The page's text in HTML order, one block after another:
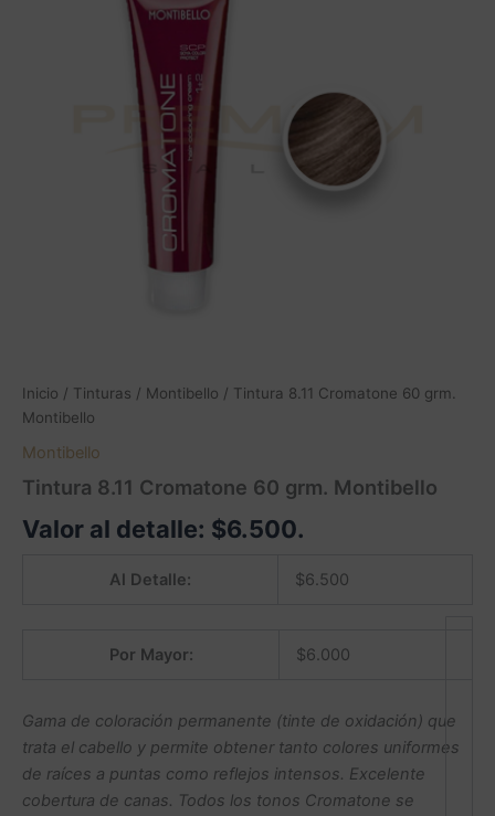
Inicio / Tinturas / Montibello / Tintura 8.11 Cromatone 60 grm.
Montibello
Montibello
Tintura 8.11 Cromatone 60 grm. Montibello
Valor al detalle: $6.500.
Al Detalle: $6.500
Por Mayor: $6.000
Gama de coloración permanente (tinte de oxidación) que
trata el cabello y permite obtener tanto colores uniformes
de raíces a puntas como reflejos intensos. Excelente
cobertura de canas. Todos los tonos Cromatone se